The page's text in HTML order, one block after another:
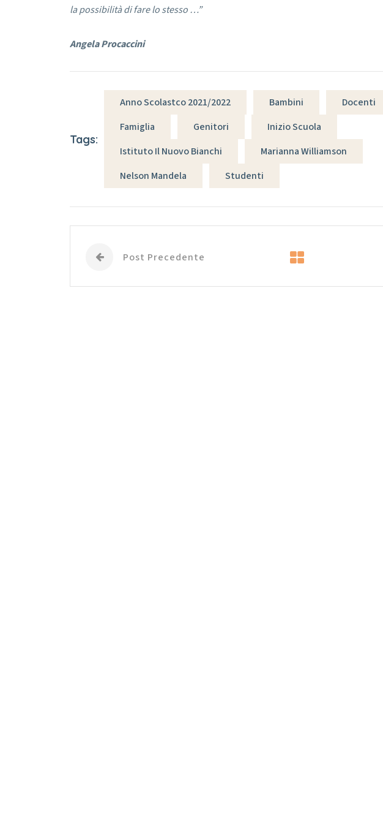
la possibilità di fare lo stesso …”
Angela Procaccini
Tags:
Anno Scolastco 2021/2022 Bambini
Docenti
Famiglia
Genitori
Inizio Scuola
Istituto Il Nuovo Bianchi
Marianna Williamson
Nelson Mandela
Studenti
Post Precedente